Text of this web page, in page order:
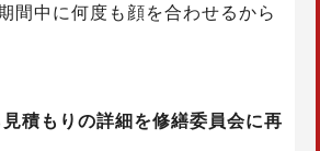
間中に何度も顔を合わせるから
積もりの詳細を修繕委員会に再